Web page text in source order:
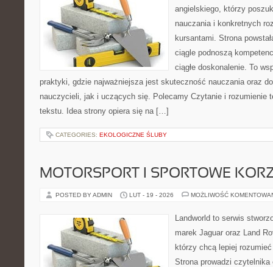
angielskiego, którzy
nauczania i konkretnych
kursantami. Strona
ciągle podnoszą
ciągłe doskonalenie. To
praktyki, gdzie najważniejsza jest skuteczność nauczania oraz
nauczycieli, jak i uczących się. Polecamy Czytanie i rozumienie
tekstu. Idea strony opiera się na […]
CATEGORIES: EKOLOGICZNE ŚLUBY
MOTORSPORT I SPORTOWE
POSTED BY ADMIN LUT - 19 - 2026 MOŻLIWOŚĆ
Landworld to serwis
marek Jaguar oraz Land
którzy chcą lepiej
Strona prowadzi czytelnika